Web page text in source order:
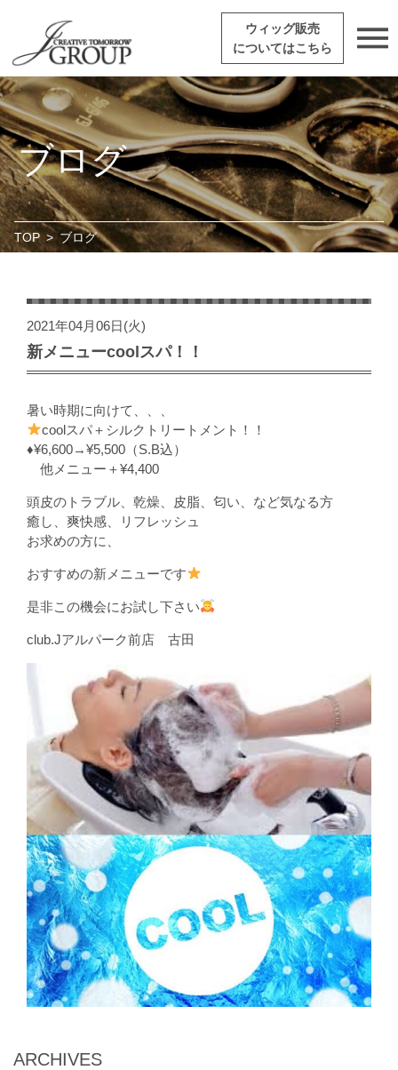
ウィッグ販売
についてはこちら
ブログ
TOP > ブログ
2021年04月06日(火)
新メニューcoolスパ！！
暑い時期に向けて、、、
coolスパ＋シルクトリートメント！！
♦️¥6,600→¥5,500（S.B込）
他メニュー＋¥4,400
頭皮のトラブル、乾燥、皮脂、匂い、など気なる方
癒し、爽快感、リフレッシュ
お求めの方に、
おすすめの新メニューです
是非この機会にお試し下さい
club.Jアルパーク前店 古田
ARCHIVES